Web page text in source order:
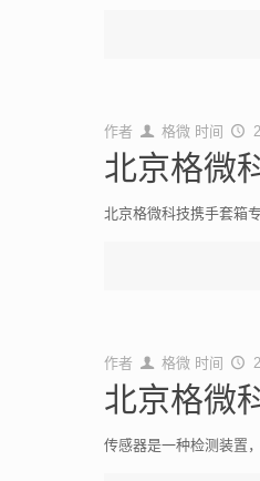
作者 格微 时间
北京格微
北京格微科技携手套箱
作者 格微 时间
北京格微
传感器是一种检测装置